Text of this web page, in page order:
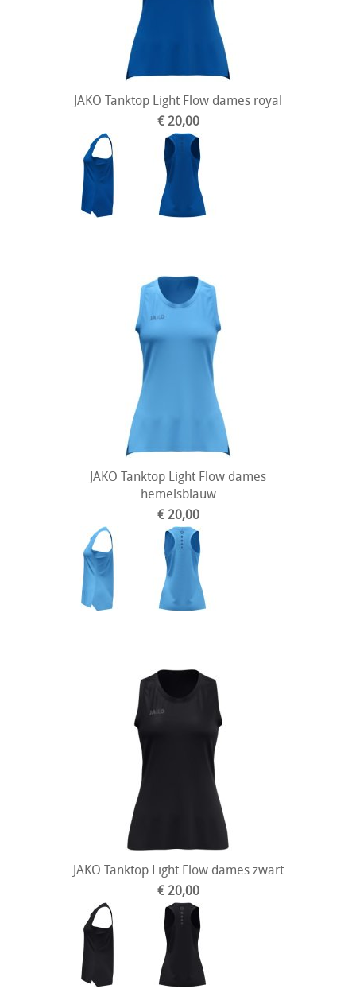
JAKO Tanktop Light Flow dames royal
€ 20,00
JAKO Tanktop Light Flow dames
hemelsblauw
€ 20,00
JAKO Tanktop Light Flow dames zwart
€ 20,00